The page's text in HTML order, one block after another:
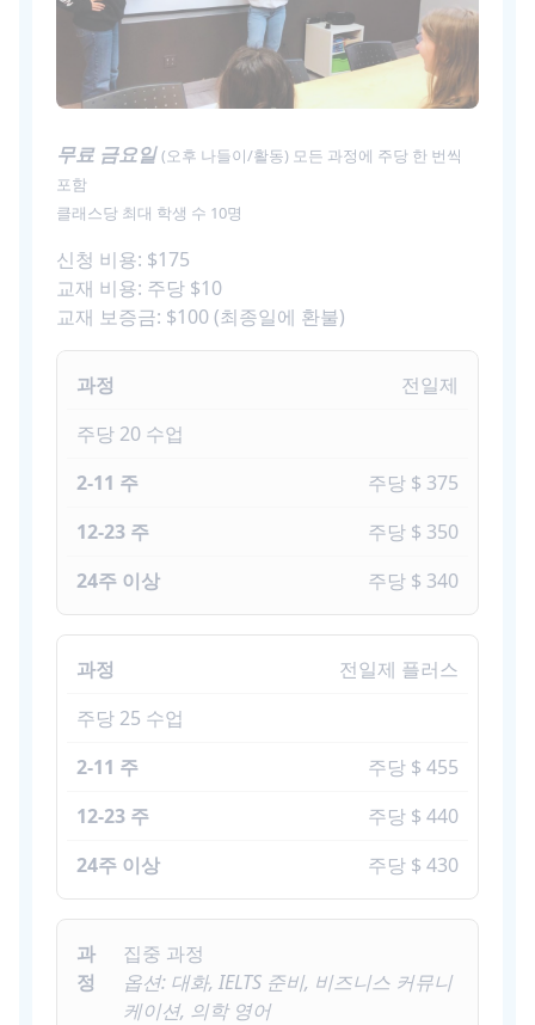
무료 금요일(오후 나들이/활동) 모든 과정에 주당 한 번씩
포함
클래스당 최대 학생 수 10명
신청 비용: $175
교재 비용: 주당 $10
교재 보증금: $100 (최종일에 환불)
전일제
주당 20 수업
주당 $ 375
주당 $ 350
주당 $ 340
전일제 플러스
주당 25 수업
주당 $ 455
주당 $ 440
주당 $ 430
집중 과정
옵션: 대화, IELTS 준비, 비즈니스 커뮤니
케이션, 의학 영어